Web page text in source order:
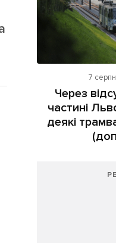
7
Через
частині
деякі